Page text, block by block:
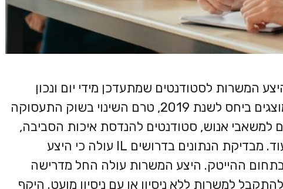
המשרות לסטודנטים שמתעדכן מידי יום ונכון
הנתונים מוצגים ביחס לשנת 2019, טרם השינוי בשוק התעסוקה
למשאבי אנוש, סטודנטים להנדסת איכות הסביבה,
מבדיקת הנתונים בדרושים IL עולה כי היצע
בתחום ההייטק. היצע המשרות עולה החל מדרישה
את הקושי להתקבל למשרות ללא ניסיון או עם ניסיון מועט. היקף